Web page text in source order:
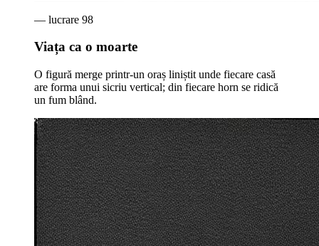
— lucrare 98
Viața ca o moarte
O figură merge printr-un oraș liniștit unde fiecare casă
are forma unui sicriu vertical; din fiecare horn se ridică
un fum blând.